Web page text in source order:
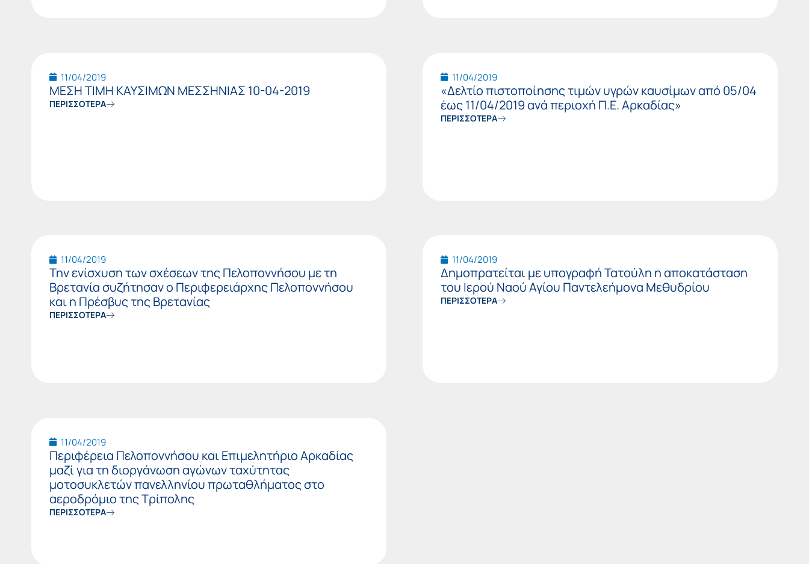
11/04/2019
ΜΕΣΗ ΤΙΜΗ ΚΑΥΣΙΜΩΝ ΜΕΣΣΗΝΙΑΣ 10-04-2019
ΠΕΡΙΣΣΟΤΕΡΑ
11/04/2019
«Δελτίο πιστοποίησης τιμών υγρών καυσίμων από 05/04
έως 11/04/2019 ανά περιοχή Π.Ε. Αρκαδίας»
ΠΕΡΙΣΣΟΤΕΡΑ
11/04/2019
Την ενίσχυση των σχέσεων της Πελοποννήσου με τη
Βρετανία συζήτησαν ο Περιφερειάρχης Πελοποννήσου
και η Πρέσβυς της Βρετανίας
ΠΕΡΙΣΣΟΤΕΡΑ
11/04/2019
Δημοπρατείται με υπογραφή Τατούλη η αποκατάσταση
του Ιερού Ναού Αγίου Παντελεήμονα Μεθυδρίου
ΠΕΡΙΣΣΟΤΕΡΑ
11/04/2019
Περιφέρεια Πελοποννήσου και Επιμελητήριο Αρκαδίας
μαζί για τη διοργάνωση αγώνων ταχύτητας
μοτοσυκλετών πανελληνίου πρωταθλήματος στο
αεροδρόμιο της Τρίπολης
ΠΕΡΙΣΣΟΤΕΡΑ